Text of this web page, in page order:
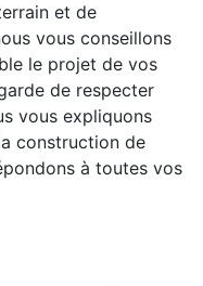
et de
vous conseillons
le projet de vos
de respecter
vous expliquons
construction de
à toutes vos